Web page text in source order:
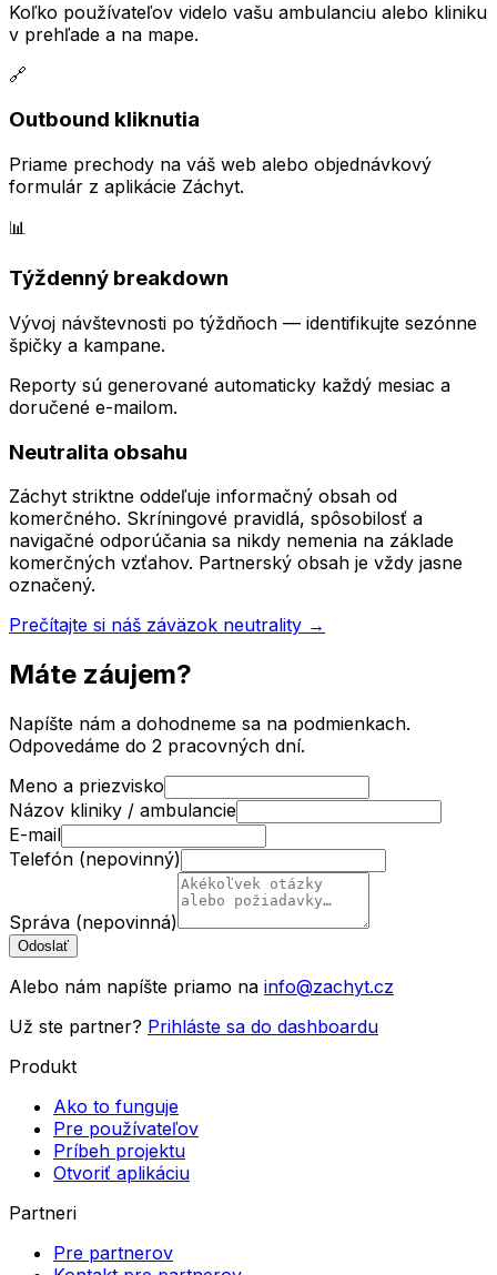
Koľko používateľov videlo vašu ambulanciu alebo kliniku
v prehľade a na mape.
🔗
Outbound kliknutia
Priame prechody na váš web alebo objednávkový
formulár z aplikácie Záchyt.
📊
Týždenný breakdown
Vývoj návštevnosti po týždňoch — identifikujte sezónne
špičky a kampane.
Reporty sú generované automaticky každý mesiac a
doručené e-mailom.
Neutralita obsahu
Záchyt striktne oddeľuje informačný obsah od
komerčného. Skríningové pravidlá, spôsobilosť a
navigačné odporúčania sa nikdy nemenia na základe
komerčných vzťahov. Partnerský obsah je vždy jasne
označený.
Prečítajte si náš záväzok neutrality →
Máte záujem?
Napíšte nám a dohodneme sa na podmienkach.
Odpovedáme do 2 pracovných dní.
Meno a priezvisko
Názov kliniky / ambulancie
E-mail
Telefón (nepovinný)
Správa (nepovinná)
Odoslať
Alebo nám napíšte priamo na info@zachyt.cz
Už ste partner? Prihláste sa do dashboardu
Produkt
Ako to funguje
Pre používateľov
Príbeh projektu
Otvoriť aplikáciu
Partneri
Pre partnerov